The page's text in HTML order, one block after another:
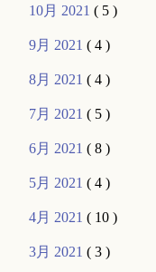
10月 2021( 5 )
9月 2021( 4 )
8月 2021( 4 )
7月 2021( 5 )
6月 2021( 8 )
5月 2021( 4 )
4月 2021( 10 )
3月 2021( 3 )